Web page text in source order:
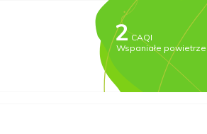
CAQI
Wspaniałe powietrze!